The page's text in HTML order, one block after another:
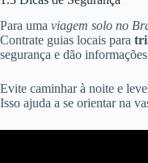
Para uma viagem solo no
Contrate guias locais para
segurança e dão
Evite caminhar à noite e
Isso ajuda a se orientar na